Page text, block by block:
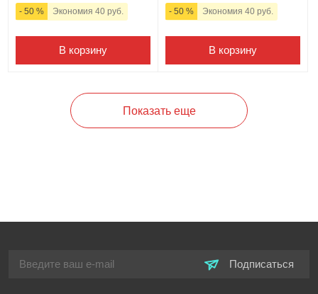
- 50 % Экономия 40 руб.
В корзину
- 50 % Экономия 40 руб.
В корзину
Показать еще
Подписаться